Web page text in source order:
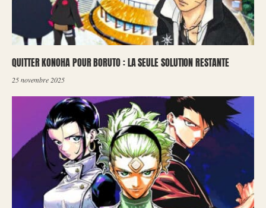
QUITTER KONOHA POUR BORUTO : LA SEULE SOLUTION RESTANTE
25 novembre 2025